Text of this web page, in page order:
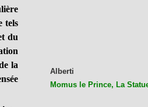
tels
du
la
Alberti
Momus le Prince, La